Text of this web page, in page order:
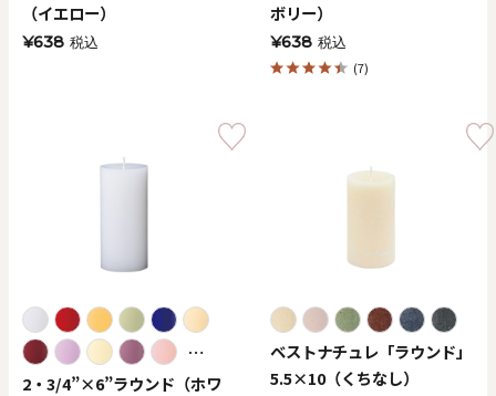
（イエロー）
¥638 税込
ボリー）
¥638 税込
(7)
⋯
2・3/4”×6”ラウンド（ホワ
ベストナチュレ「ラウンド」
5.5×10（くちなし）